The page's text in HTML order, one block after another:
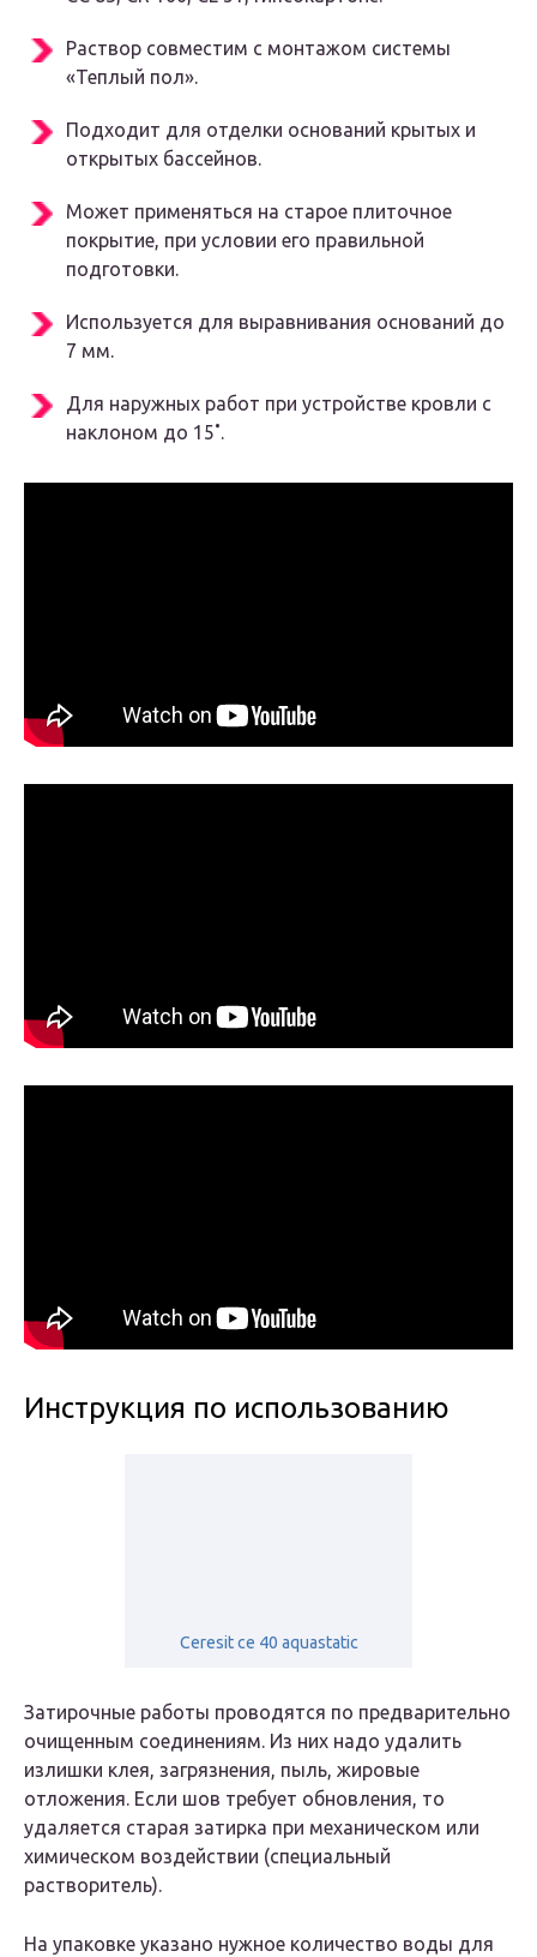
Раствор совместим с монтажом системы
«Теплый пол».
Подходит для отделки оснований крытых и
открытых бассейнов.
Может применяться на старое плиточное
покрытие, при условии его правильной
подготовки.
Используется для выравнивания оснований до
7 мм.
Для наружных работ при устройстве кровли с
наклоном до 15˚.
Инструкция по использованию
Ceresit ce 40 aquastatic
Затирочные работы проводятся по предварительно
очищенным соединениям. Из них надо удалить
излишки клея, загрязнения, пыль, жировые
отложения. Если шов требует обновления, то
удаляется старая затирка при механическом или
химическом воздействии (специальный
растворитель).
На упаковке указано нужное количество воды для